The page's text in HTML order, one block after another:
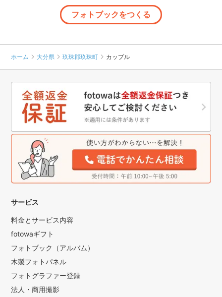
フォトブックをつくる
ホーム 大分県 玖珠郡玖珠町 カップル
サービス
料金とサービス内容
fotowaギフト
フォトブック（アルバム）
木製フォトパネル
フォトグラファー登録
法人・商用撮影